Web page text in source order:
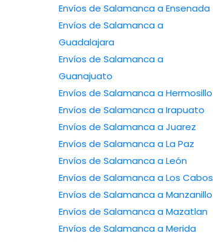
Envíos de Salamanca a Ensenada
Envíos de Salamanca a
Guadalajara
Envíos de Salamanca a
Guanajuato
Envíos de Salamanca a Hermosillo
Envíos de Salamanca a Irapuato
Envíos de Salamanca a Juarez
Envíos de Salamanca a La Paz
Envíos de Salamanca a León
Envíos de Salamanca a Los Cabos
Envíos de Salamanca a Manzanillo
Envíos de Salamanca a Mazatlan
Envíos de Salamanca a Merida